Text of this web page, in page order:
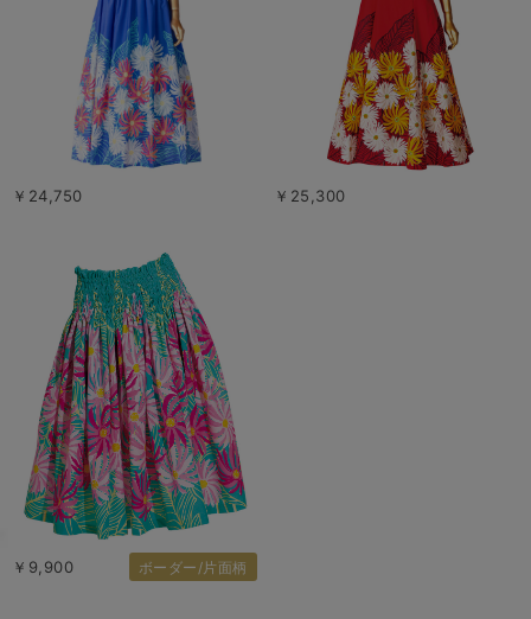
￥24,750 ￥25,300
￥9,900 ボーダー/片面柄